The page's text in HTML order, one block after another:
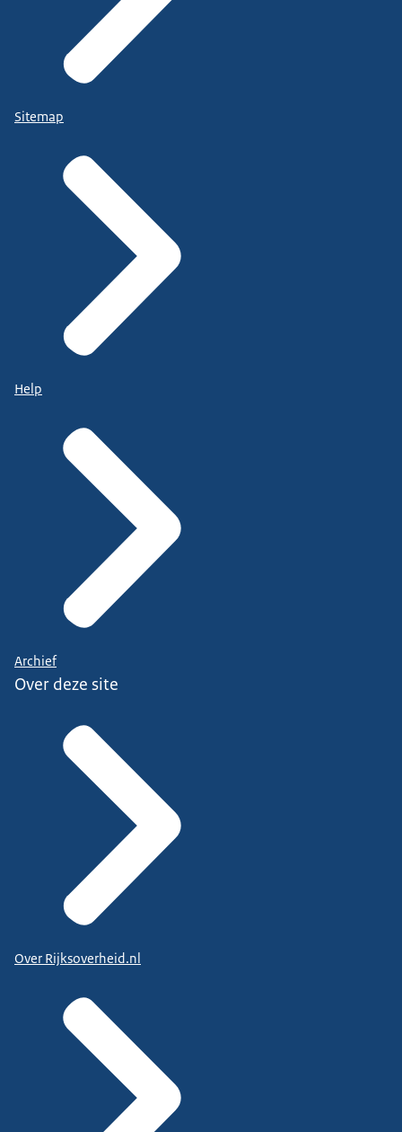
Sitemap
Help
Archief
Over deze site
Over Rijksoverheid.nl